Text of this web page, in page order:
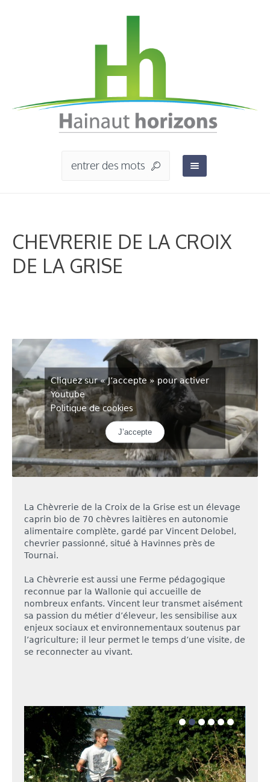
CHEVRERIE DE LA CROIX
DE LA GRISE
Cliquez sur « J’accepte » pour activer
Youtube
Politique de cookies
J’accepte
La Chèvrerie de la Croix de la Grise est un élevage
caprin bio de 70 chèvres laitières en autonomie
alimentaire complète, gardé par Vincent Delobel,
chevrier passionné, situé à Havinnes près de
Tournai.
La Chèvrerie est aussi une Ferme pédagogique
reconnue par la Wallonie qui accueille de
nombreux enfants. Vincent leur transmet aisément
sa passion du métier d’éleveur, les sensibilise aux
enjeux sociaux et environnementaux soutenus par
l’agriculture; il leur permet le temps d’une visite, de
se reconnecter au vivant.